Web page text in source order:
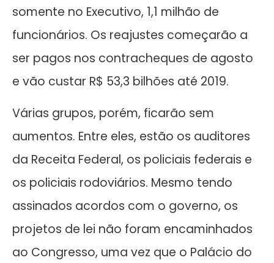
somente no Executivo, 1,1 milhão de
funcionários. Os reajustes começarão a
ser pagos nos contracheques de agosto
e vão custar R$ 53,3 bilhões até 2019.
Várias grupos, porém, ficarão sem
aumentos. Entre eles, estão os auditores
da Receita Federal, os policiais federais e
os policiais rodoviários. Mesmo tendo
assinados acordos com o governo, os
projetos de lei não foram encaminhados
ao Congresso, uma vez que o Palácio do